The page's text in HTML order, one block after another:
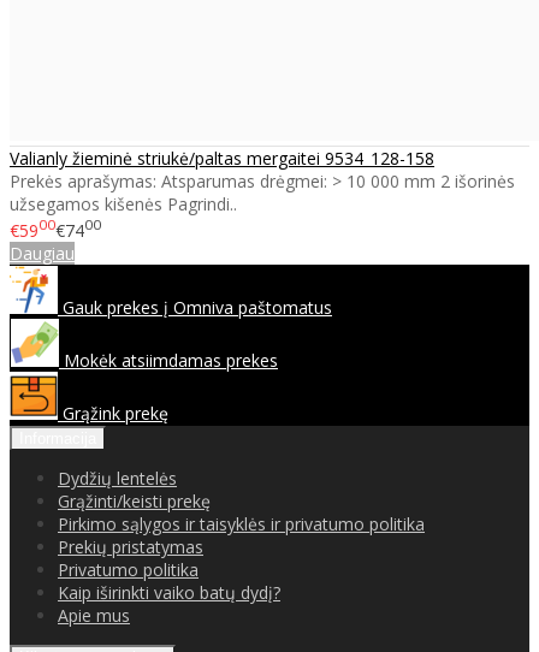
Valianly žieminė striukė/paltas mergaitei 9534_128-158
Prekės aprašymas: Atsparumas drėgmei: > 10 000 mm 2 išorinės
užsegamos kišenės Pagrindi..
€5900€7400
Daugiau
Gauk prekes į Omniva paštomatus
Mokėk atsiimdamas prekes
Grąžink prekę
Dydžių lentelės
Grąžinti/keisti prekę
Pirkimo sąlygos ir taisyklės ir privatumo politika
Prekių pristatymas
Privatumo politika
Kaip iširinkti vaiko batų dydį?
Apie mus